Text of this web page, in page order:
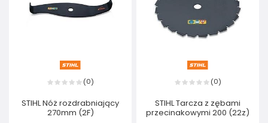
(0)
STIHL Nóż rozdrabniający
270mm (2F)
(0)
STIHL Tarcza z zębami
przecinakowymi 200 (22z)